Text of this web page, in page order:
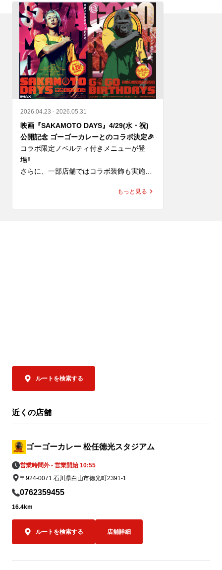
2026.04.23 - 2026.05.31
映画『SAKAMOTO DAYS』4/29(水・祝)
公開記念 ゴーゴーカレーとのコラボ決定🎉
コラボ限定ノベルティ付きメニューが登
場‼️
さらに、一部店舗ではコラボ装飾も実施✨
“あの世界観”を、実際に体感できちゃう！
もっと見る
ルートを検索する
近くの店舗
ゴーゴーカレー 松任徳光スタジアム
営業時間外 - 営業開始 10:55
〒924-0071 石川県白山市徳光町2391-1
0762359455
16.4km
ルートを検索する 店舗詳細